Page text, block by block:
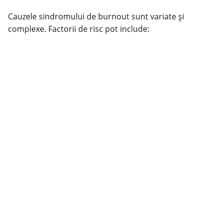
Cauzele sindromului de burnout sunt variate și
complexe. Factorii de risc pot include: